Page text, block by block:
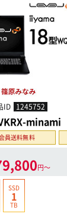
ID 1245752
minami
員送料無料
円〜
SSD
1
TB